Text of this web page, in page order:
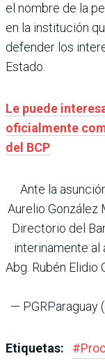
el nombre de la
en la institución
defender los
Estado.
Le puede
oficialmente
del BCP
Ante la
Aurelio González
Directorio del
interinamente al
Abg. Rubén Elidio
— PGRParaguay
Etiquetas: #